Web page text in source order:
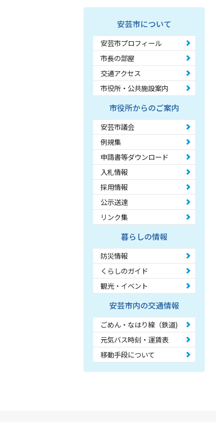
安芸市について
安芸市プロフィール
市長の部屋
交通アクセス
市役所・公共施設案内
市役所からのご案内
安芸市議会
例規集
申請書等ダウンロード
入札情報
採用情報
公示送達
リンク集
暮らしの情報
防災情報
くらしのガイド
観光・イベント
安芸市内の交通情報
ごめん・なはり線（鉄道)
元気バス時刻・運賃表
移動手段について